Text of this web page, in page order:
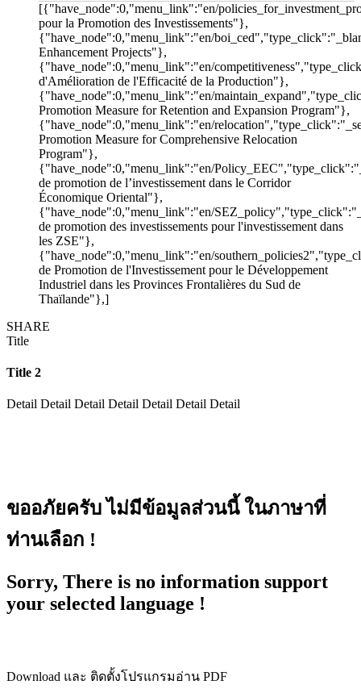
[{"have_node":0,"menu_link":"en/
pour la Promotion des Investissements"},
{"have_node":0,"menu_link":"en/
Enhancement Projects"},
{"have_node":0,"menu_link":"en/
d'Amélioration de l'Efficacité de la Production"},
{"have_node":0,"menu_link":"en/
Promotion Measure for Retention and Expansion Program"},
{"have_node":0,"menu_link":"en/
Promotion Measure for Comprehensive Relocation
Program"},
{"have_node":0,"menu_link":"en/
de promotion de l’investissement dans le Corridor
Économique Oriental"},
{"have_node":0,"menu_link":"en/
de promotion des investissements pour l'investissement dans
les ZSE"},
{"have_node":0,"menu_link":"en/
de Promotion de l'Investissement pour le Développement
Industriel dans les Provinces Frontalières du Sud de
Thaïlande"},]
SHARE
Title
Title 2
Detail Detail Detail Detail Detail Detail Detail
ขออภัยครับ ไม่มีข้อมูลส่วนนี้ ในภาษาที่
ท่านเลือก !
Sorry, There is no information support
your selected language !
Download และ ติดตั้งโปรแกรมอ่าน PDF